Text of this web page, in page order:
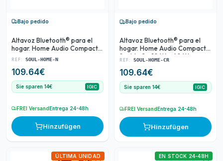
Bajo pedido
Altavoz Bluetooth® para el
hogar. Home Audio Compacto.
Sonido 2 x 10 W + 60 W.
Tweeter 1''. Cajón de made
REF: SOUL-HOME-N
109.64€
Sie sparen 14€ IGIC
FREI VersandEntrega 24-48h
Hinzufügen
Bajo pedido
Altavoz Bluetooth® para el
hogar. Home Audio Compacto.
Sonido 2 x 10 W + 60 W.
Altavoz woofer 5"+ 2 x
Tweeter 1''. Cajón de made
REF: SOUL-HOME-CR
109.64€
Sie sparen 14€ IGIC
FREI VersandEntrega 24-48h
Hinzufügen
ÚLTIMA UNIDAD EN STOCK 24-48H